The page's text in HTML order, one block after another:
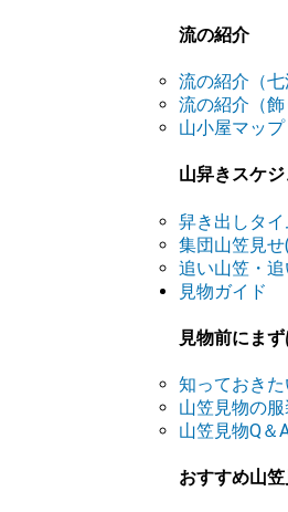
流の紹介
流の紹介（七
流の紹介（飾
山小屋マップ
山舁きスケ
舁き出しタ
集団山笠見
追い山笠・
見物ガイド
見物前にま
知っておき
山笠見物の
山笠見物Q＆
おすすめ山